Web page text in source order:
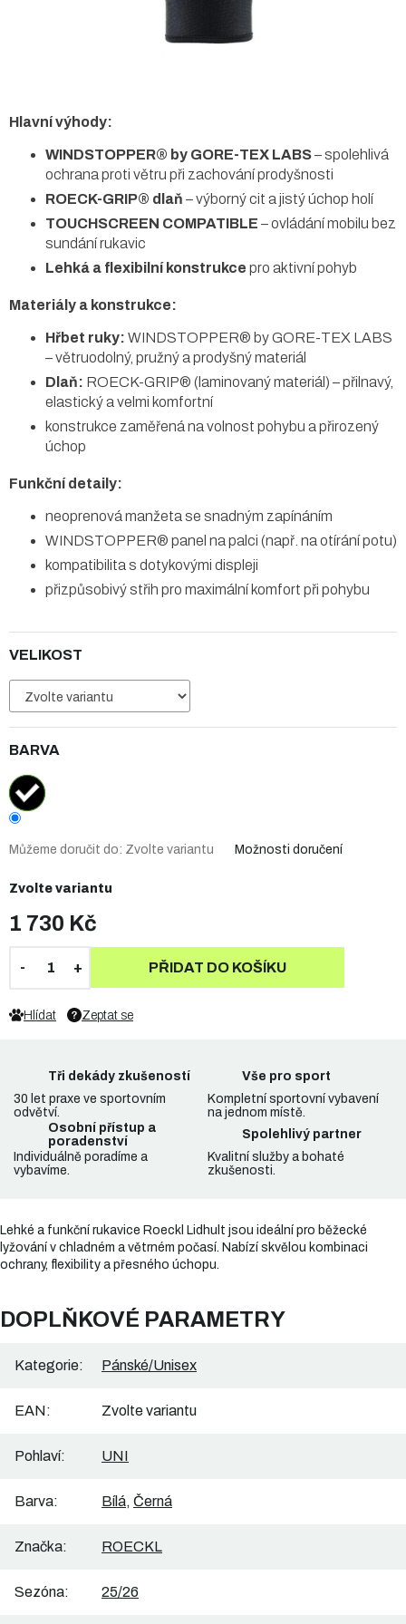
1 730 Kč
Zvolte variantu
VELIKOST
BARVA
Můžeme doručit do: Zvolte variantu Možnosti doručení
PŘIDAT DO KOŠÍKU
Hlavní výhody:
WINDSTOPPER® by GORE-TEX LABS– spolehlivá
ochrana proti větru při zachování prodyšnosti
ROECK-GRIP® dlaň – výborný cit a jistý úchop holí
TOUCHSCREEN COMPATIBLE – ovládání mobilu bez
sundání rukavic
Lehká a flexibilní konstrukce pro aktivní pohyb
Materiály a konstrukce:
Hřbet ruky: WINDSTOPPER® by GORE-TEX LABS
– větruodolný, pružný a prodyšný materiál
Dlaň: ROECK-GRIP® (laminovaný materiál) – přilnavý,
elastický a velmi komfortní
konstrukce zaměřená na volnost pohybu a přirozený
úchop
Funkční detaily:
neoprenová manžeta se snadným zapínáním
WINDSTOPPER® panel na palci (např. na otírání potu)
kompatibilita s dotykovými displeji
přizpůsobivý střih pro maximální komfort při pohybu
Zeptat se
Hlídat
Tři dekády zkušeností
30 let praxe ve sportovním
odvětví.
Vše pro sport
Kompletní sportovní vybavení
na jednom místě.
Osobní přístup a
poradenství
Individuálně poradíme a
vybavíme.
Spolehlivý partner
Kvalitní služby a bohaté
zkušenosti.
Lehké a funkční rukavice Roeckl Lidhult jsou ideální pro běžecké
lyžování v chladném a větrném počasí. Nabízí skvělou kombinaci
ochrany, flexibility a přesného úchopu.
DOPLŇKOVÉ PARAMETRY
Kategorie: Pánské/Unisex
EAN: Zvolte variantu
Pohlaví: UNI
Barva: Bílá, Černá
Značka: ROECKL
Sezóna: 25/26